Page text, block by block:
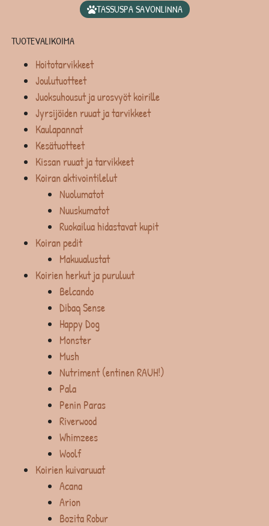
TASSUSPA SAVONLINNA
TUOTEVALIKOIMA
Hoitotarvikkeet
Joulutuotteet
Juoksuhousut ja urosvyöt koirille
Jyrsijöiden ruuat ja tarvikkeet
Kaulapannat
Kesätuotteet
Kissan ruuat ja tarvikkeet
Koiran aktivointilelut
Nuolumatot
Nuuskumatot
Ruokailua hidastavat kupit
Koiran pedit
Makuualustat
Koirien herkut ja puruluut
Belcando
Dibaq Sense
Happy Dog
Monster
Mush
Nutriment (entinen RAUH!)
Pala
Penin Paras
Riverwood
Whimzees
Woolf
Koirien kuivaruuat
Acana
Arion
Bozita Robur